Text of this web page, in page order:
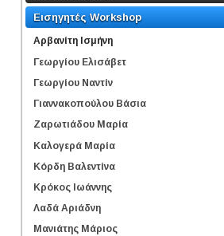
Εισηγητές Workshop
Αρβανίτη Ισμήνη
Γεωργίου Ελισάβετ
Γεωργίου Ναντίν
Γιαννακοπούλου Βάσια
Ζαρωτιάδου Μαρία
Καλογερά Μαρία
Κόρδη Βαλεντίνα
Κρόκος Ιωάννης
Λαδά Αριάδνη
Μανιάτης Μάριος